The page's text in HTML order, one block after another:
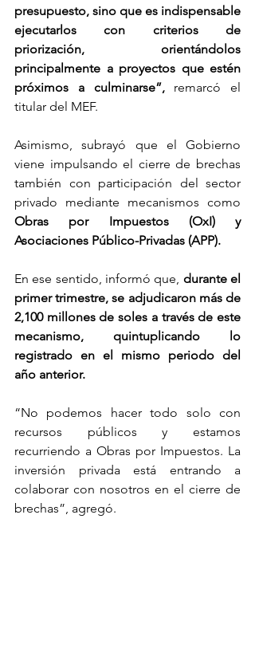
presupuesto, sino que es indispensable
ejecutarlos con criterios de
priorización, orientándolos
principalmente a proyectos que estén
próximos a culminarse”, remarcó el
titular del MEF.
Asimismo, subrayó que el Gobierno
viene impulsando el cierre de brechas
también con participación del sector
Obras por Impuestos (OxI) y
Asociaciones Público-Privadas (APP).
En ese sentido, informó que, durante el
primer trimestre, se adjudicaron más de
2,100 millones de soles a través de este
mecanismo, quintuplicando lo
registrado en el mismo periodo del
año anterior.
“No podemos hacer todo solo con
recursos públicos y estamos
recurriendo a Obras por Impuestos. La
inversión privada está entrando a
colaborar con nosotros en el cierre de
brechas”, agregó.